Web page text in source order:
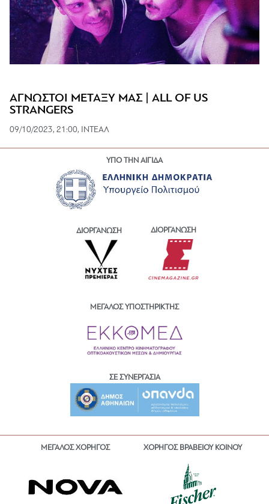
ΑΓΝΩΣΤΟΙ ΜΕΤΑΞΥ ΜΑΣ | ALL OF US
STRANGERS
09/10/2023, 21:00, ΙΝΤΕΑΛ
ΥΠΟ ΤΗΝ ΑΙΓΙΔΑ
ΔΙΟΡΓΑΝΩΣΗ ΔΙΟΡΓΑΝΩΣΗ
ΜΕΓΑΛΟΣ ΥΠΟΣΤΗΡΙΚΤΗΣ
ΣΕ ΣΥΝΕΡΓΑΣΙΑ
ΜΕΓΑΛΟΣ ΧΟΡΗΓΟΣ ΧΟΡΗΓΟΣ ΒΡΑΒΕΙΟΥ ΚΟΙΝΟΥ